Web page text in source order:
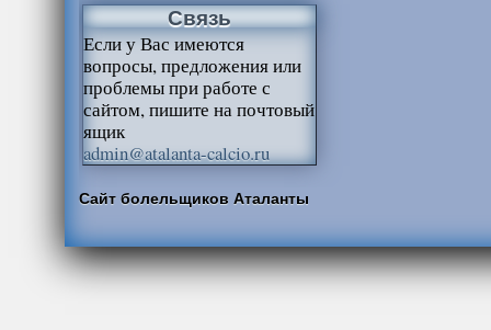
Связь
Если у Вас имеются
вопросы, предложения или
проблемы при работе с
сайтом, пишите на почтовый
ящик
admin@atalanta-calcio.ru
Сайт болельщиков Аталанты